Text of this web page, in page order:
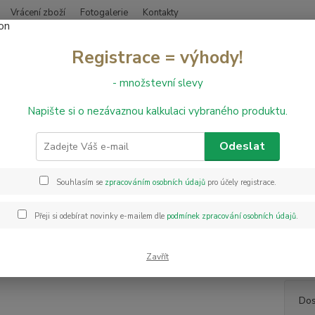
Vrácení zboží Fotogalerie Kontakty
Hledat
PVC podlahy PVC Texalino Supreme Valley Oak 997D - š. 3 m
Texalino Supreme Valley Oak
PVC
kvalitu
Registrace = výhody!
- množstevní slevy
Napište si o nezávaznou kalkulaci vybraného produktu.
Odeslat
Souhlasím se zpracováním osobních údajůpro účely registrace.
Přeji si odebírat novinky e-mailem dle podmínek zpracování osobních údajů.
Zavřít